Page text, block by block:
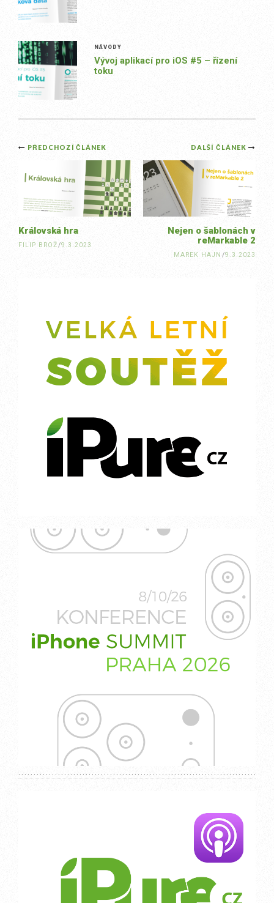
NÁVODY
Vývoj aplikací pro iOS #5 – řízení
toku
Post
navigation
DALŠÍ ČLÁNEK
Nejen o šablonách v
reMarkable 2
MAREK HAJN /9.3.2023
PŘEDCHOZÍ ČLÁNEK
Královská hra
FILIP BROŽ/9.3.2023